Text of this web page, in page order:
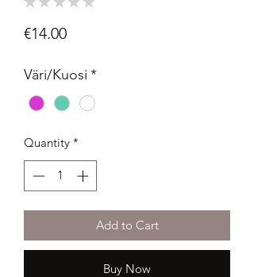
€14.00Price
Väri/Kuosi *
Quantity *
Add to Cart
Buy Now